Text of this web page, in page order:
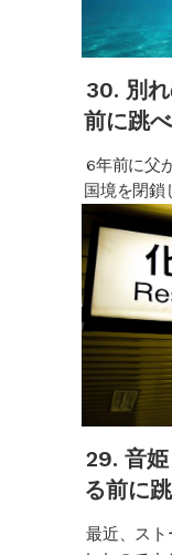
30. 別
前に跳べ
6年前に父
国境を閉鎖
29. 音
る前に跳
最近、スト